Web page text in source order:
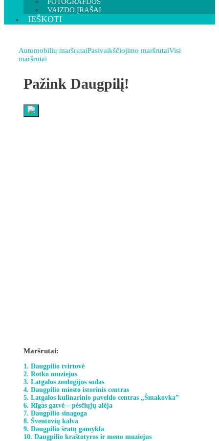
VAIZDO ĮRAŠAI
IEŠKOTI
Automobilių maršrutaiPasivaikščiojimo maršrutaiVisi
maršrutai
Pažink Daugpilį!
Maršrutai:
1. Daugpilio tvirtovė
2. Rotko muziejus
3. Latgalos zoologijos sodas
4. Daugpilio miesto istorinis centras
5. Latgalos kulinarinio paveldo centras „Šmakovka”
6. Rīgas gatvė – pėsčiųjų alėja
7. Daugpilio sinagoga
8. Šventovių kalva
9. Daugpilio šratų gamykla
10. Daugpilio kraštotyros ir meno muziejus